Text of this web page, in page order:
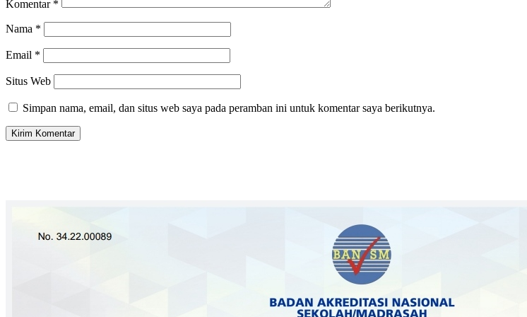
Komentar *
Nama *
Email *
Situs Web
Simpan nama, email, dan situs web saya pada peramban ini untuk komentar saya berikutnya.